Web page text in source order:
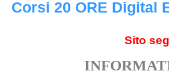
Corsi 20 ORE Digital
Sito